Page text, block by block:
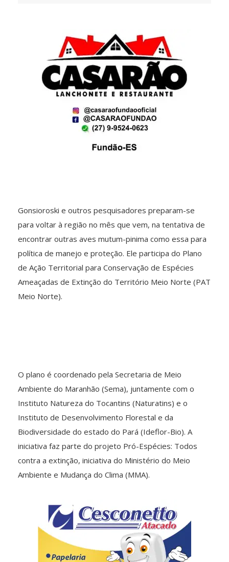
Gonsioroski e outros pesquisadores preparam-se
para voltar à região no mês que vem, na tentativa de
encontrar outras aves mutum-pinima como essa para
política de manejo e proteção. Ele participa do Plano
de Ação Territorial para Conservação de Espécies
Ameaçadas de Extinção do Território Meio Norte (PAT
Meio Norte).
O plano é coordenado pela Secretaria de Meio
Ambiente do Maranhão (Sema), juntamente com o
Instituto Natureza do Tocantins (Naturatins) e o
Instituto de Desenvolvimento Florestal e da
Biodiversidade do estado do Pará (Ideflor-Bio). A
iniciativa faz parte do projeto Pró-Espécies: Todos
contra a extinção, iniciativa do Ministério do Meio
Ambiente e Mudança do Clima (MMA).